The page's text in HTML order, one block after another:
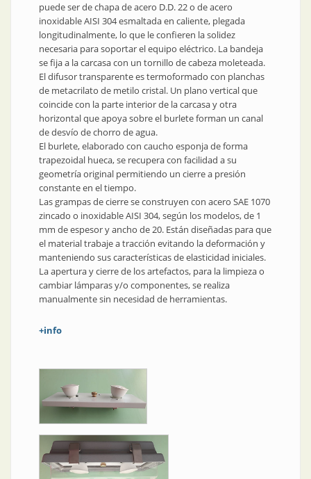
puede ser de chapa de acero D.D. 22 o de acero
inoxidable AISI 304 esmaltada en caliente, plegada
longitudinalmente, lo que le confieren la solidez
necesaria para soportar el equipo eléctrico. La bandeja
se fija a la carcasa con un tornillo de cabeza moleteada.
El difusor transparente es termoformado con planchas
de metacrilato de metilo cristal. Un plano vertical que
coincide con la parte interior de la carcasa y otra
horizontal que apoya sobre el burlete forman un canal
de desvío de chorro de agua.
El burlete, elaborado con caucho esponja de forma
trapezoidal hueca, se recupera con facilidad a su
geometría original permitiendo un cierre a presión
constante en el tiempo.
Las grampas de cierre se construyen con acero SAE 1070
zincado o inoxidable AISI 304, según los modelos, de 1
mm de espesor y ancho de 20. Están diseñadas para que
el material trabaje a tracción evitando la deformación y
manteniendo sus características de elasticidad iniciales.
La apertura y cierre de los artefactos, para la limpieza o
cambiar lámparas y/o componentes, se realiza
manualmente sin necesidad de herramientas.
+info